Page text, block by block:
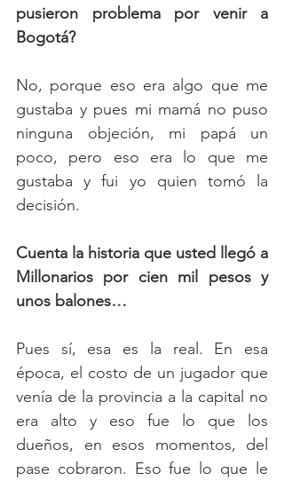
pusieron problema por venir a
Bogotá?
No, porque eso era algo que me
gustaba y pues mi mamá no puso
ninguna objeción, mi papá un
poco, pero eso era lo que me
gustaba y fui yo quien tomó la
decisión.
Cuenta la historia que usted llegó a
Millonarios por cien mil pesos y
unos balones…
Pues sí, esa es la real. En esa
época, el costo de un jugador que
venía de la provincia a la capital no
era alto y eso fue lo que los
dueños, en esos momentos, del
pase cobraron. Eso fue lo que le